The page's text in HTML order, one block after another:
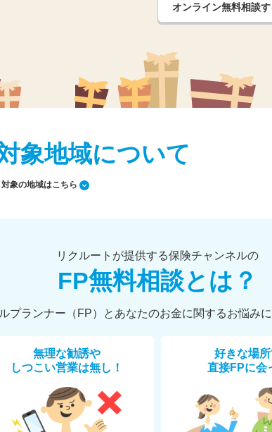
オンライン無料相談す
象地域について
対象の地域はこちら
リクルートが提供する保険チャンネルの
FP無料相談とは？
プランナー（FP）とあなたのお金に関するお悩み
無理な勧誘や
しつこい営業は無し！
好きな場
直接FPに会